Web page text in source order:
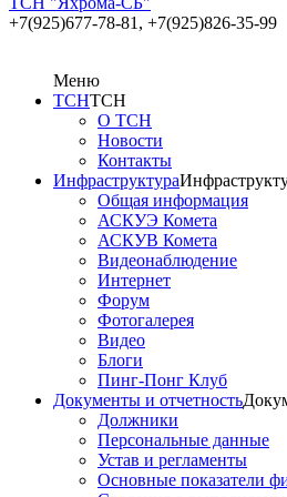
+7(925)677-78-81, +7(925)826-35-99
Меню
ТСНТСН
О ТСН
Новости
Контакты
Инфраструктура
Общая информация
АСКУЭ Комета
АСКУВ Комета
Видеонаблюдение
Интернет
Форум
Фотогалерея
Видео
Блоги
Пинг-Понг Клуб
Документы и отчетность
Должники
Персональные данные
Устав и регламенты
Основные показатели